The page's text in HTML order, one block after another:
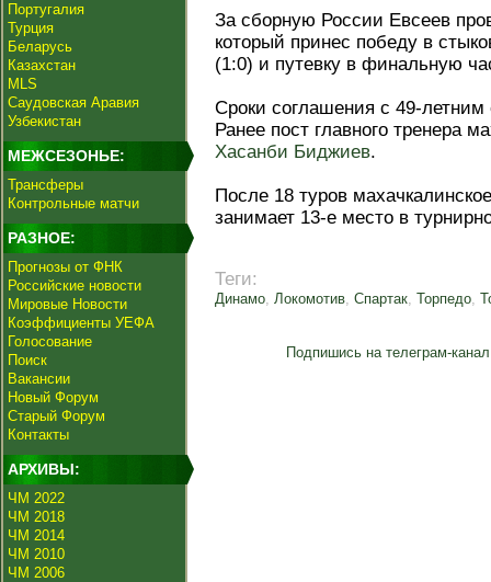
Португалия
Турция
Беларусь
Казахстан
MLS
Саудовская Аравия
Узбекистан
МЕЖСЕЗОНЬЕ:
Трансферы
Контрольные матчи
РАЗНОЕ:
Прогнозы от ФНК
Российские новости
Мировые Новости
Коэффициенты УЕФА
Голосование
Поиск
Вакансии
Новый Форум
Старый Форум
Контакты
АРХИВЫ:
ЧМ 2022
ЧМ 2018
ЧМ 2014
ЧМ 2010
ЧМ 2006
За сборную России Евсеев
который принес победу в
(1:0) и путевку в финальную
Сроки соглашения с 49-
Ранее пост главного тренера
Хасанби Биджиев.
После 18 туров
занимает 13-е место в
Теги:
Динамо, Локомотив, Спартак, Торпедо,
Подпишись на телеграм-